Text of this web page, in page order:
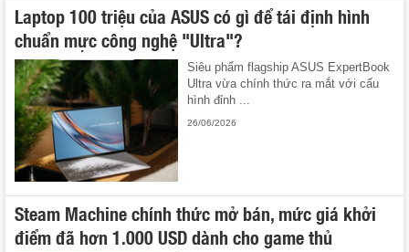
Laptop 100 triệu của ASUS có gì để tái định hình
chuẩn mực công nghệ "Ultra"?
Siêu phẩm flagship ASUS ExpertBook
Ultra vừa chính thức ra mắt với cấu
hình đỉnh ...
26/06/2026
Steam Machine chính thức mở bán, mức giá khởi
điểm đã hơn 1.000 USD dành cho game thủ